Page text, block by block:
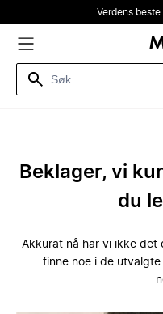
Verdens
Beklager, vi
du
Akkurat nå har vi ikke det
finne noe i de